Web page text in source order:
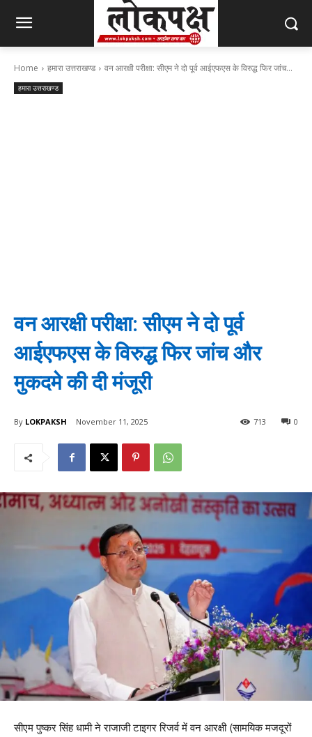
Home हमारा उत्तराखण्ड वन आरक्षी परीक्षा: सीएम ने दो पूर्व आईएफएस के विरुद्ध फिर जांच...
हमारा उत्तराखण्ड
वन आरक्षी परीक्षा: सीएम ने दो पूर्व
आईएफएस के विरुद्ध फिर जांच और
मुकदमे की दी मंजूरी
By LOKPAKSH November 11, 2025 0
713
सीएम पुष्कर सिंह धामी ने राजाजी टाइगर रिजर्व में वन आरक्षी (सामयिक मजदूरों